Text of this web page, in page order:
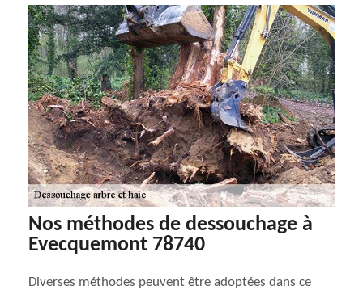
Nos méthodes de dessouchage à
Evecquemont 78740
Diverses méthodes peuvent être adoptées dans ce